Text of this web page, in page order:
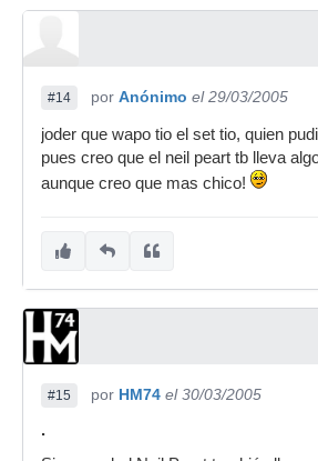
#14 por Anónimo el 29/03/2005
joder que wapo tio el set tio, quien
pues creo que el neil peart tb lleva
aunque creo que mas chico!
#15 por HM74 el 30/03/2005
.